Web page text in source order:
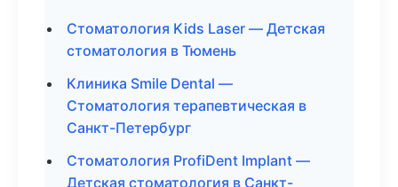
Стоматология Kids Laser — Детская
стоматология в Тюмень
Клиника Smile Dental —
Стоматология терапевтическая в
Санкт-Петербург
Стоматология ProfiDent Implant —
Детская стоматология в Санкт-